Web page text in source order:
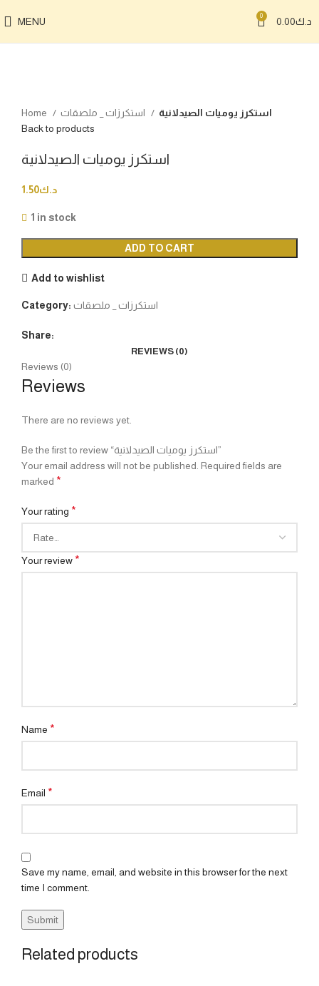
MENU 0 د.ك0.00
Home
استكرز يوميات الصيدلانية
Back to products
استكرز يوميات الصيدلانية
د.ك1.50
1 in stock
ADD TO CART
Add to wishlist
Category: استكرزات _ ملصقات
Share:
REVIEWS (0)
Reviews (0)
Reviews
There are no reviews yet.
Be the first to review “استكرز يوميات الصيدلانية”
Your email address will not be published. Required fields are
marked *
Your rating *
Your review *
Name *
Email *
Save my name, email, and website in this browser for the next
time I comment.
Related products